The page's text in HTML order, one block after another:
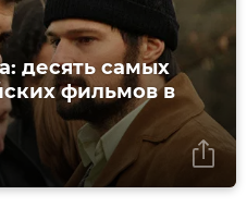
десять самых
фильмов в